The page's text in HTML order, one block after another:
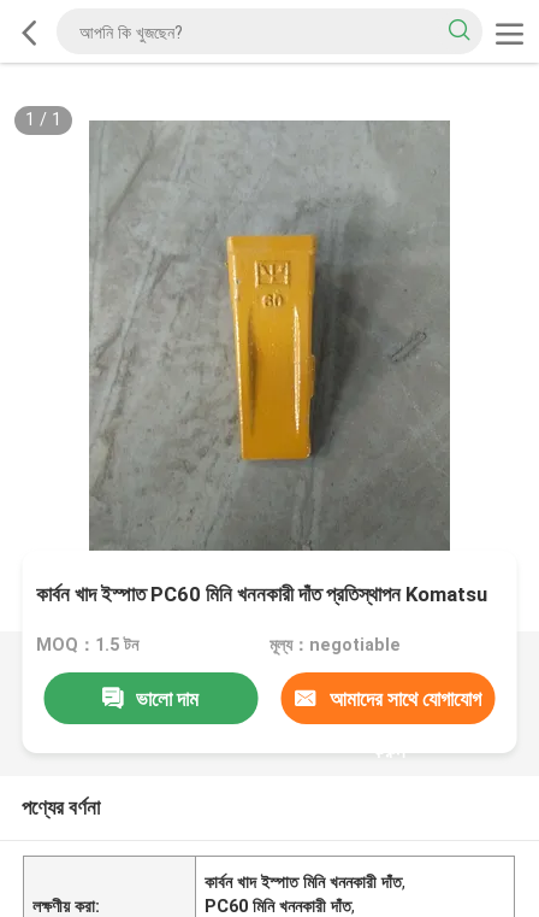
1 / 1
কার্বন খাদ ইস্পাত PC60 মিনি খননকারী দাঁত প্রতিস্থাপন Komatsu
MOQ：1.5 টন মূল্য：negotiable
ভালো দাম আমাদের সাথে যোগাযোগ
করুন
পণ্যের বর্ণনা
লক্ষণীয় করা:
কার্বন খাদ ইস্পাত মিনি খননকারী দাঁত,
PC60 মিনি খননকারী দাঁত,